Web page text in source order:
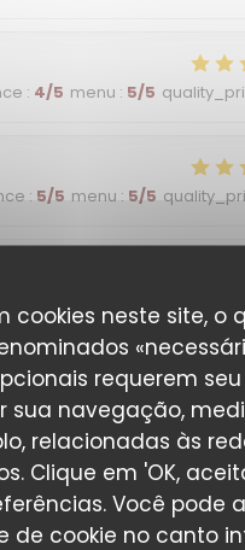
cookies neste site, o
requerem
sua navegação,
relacionadas às
Clique em 'OK,
Você pode
cookie no canto
: 4/5 menu : 5/5
: 5/5 menu : 5/5
: 5/5 menu:5/5
au top !